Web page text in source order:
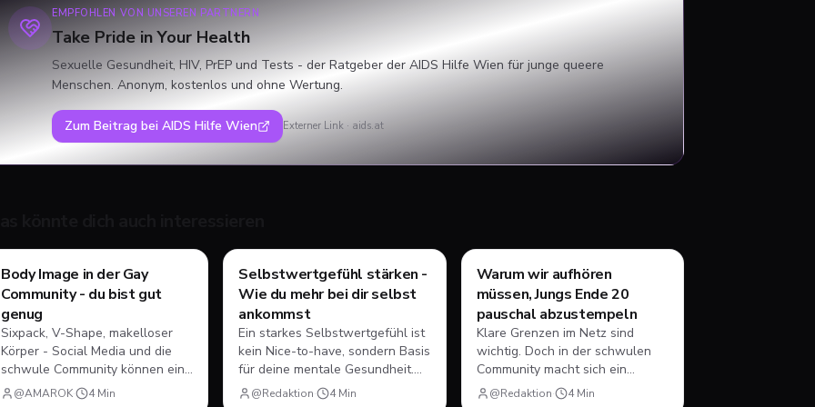
EMPFOHLEN VON UNSEREN PARTNERN
Take Pride in Your Health
Sexuelle Gesundheit, HIV, PrEP und Tests - der Ratgeber der AIDS Hilfe Wien für junge queere
Menschen. Anonym, kostenlos und ohne Wertung.
Zum Beitrag bei AIDS Hilfe Wien Externer Link · aids.at
Style & Body
Body Image in der Gay
Community - du bist gut
genug
Sixpack, V-Shape, makelloser
Körper - Social Media und die
schwule Community können ein
verzerrtes Körperbild vermitteln.
@AMAROK· 4Min
Mental Health
Selbstwertgefühl stärken -
Wie du mehr bei dir selbst
ankommst
Ein starkes Selbstwertgefühl ist
kein Nice-to-have, sondern Basis
für deine mentale Gesundheit.
Wie du lernst, dir selbst
@Redaktion· 4Min
Ratgeber
Warum wir aufhören
müssen, Jungs Ende 20
pauschal abzustempeln
Klare Grenzen im Netz sind
wichtig. Doch in der schwulen
Community macht sich ein
toxischer Trend breit und das
@Redaktion· 4Min